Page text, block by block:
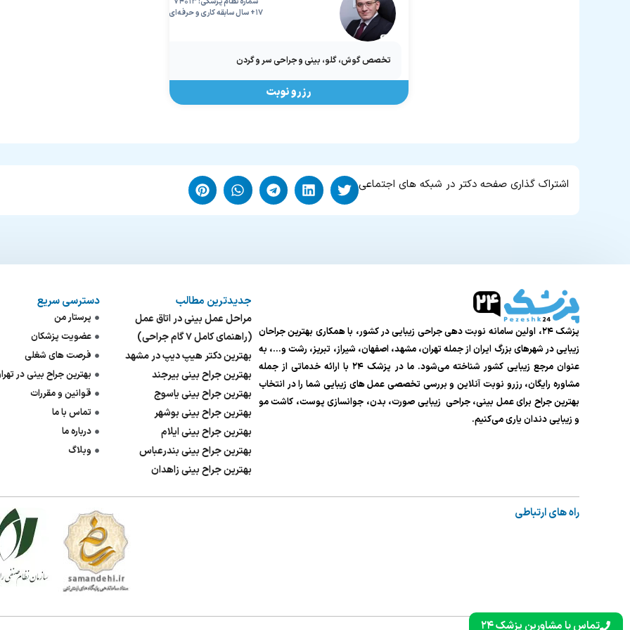
۱۷+ سال سابقه کاری و حرفه‌ای
تخصص گوش، گلو، بینی و جراحی سر و گردن
رزرو نوبت
اشتراک گذاری صفحه دکتر در شبکه های اجتماعی
تماس با مشاورین پزشک ۲۴
پزشک ۲۴، اولین سامانه نوبت دهی جراحی زیبایی در کشور، با همکاری بهترین جراحان
زیبایی در شهرهای بزرگ ایران از جمله تهران، مشهد، اصفهان، شیراز، تبریز، رشت و…، به
عنوان مرجع زیبایی کشور شناخته می‌شود. ما در پزشک ۲۴ با ارائه خدماتی از جمله
مشاوره رایگان، رزرو نوبت آنلاین و بررسی تخصصی عمل های زیبایی شما را در انتخاب
بهترین جراح برای عمل بینی، جراحی زیبایی صورت، بدن، جوانسازی پوست، کاشت مو
و زیبایی دندان یاری می‌کنیم.
جدیدترین مطالب
مراحل عمل بینی در اتاق عمل
(راهنمای کامل ۷ گام جراحی)
بهترین دکتر هیپ دیپ در مشهد
بهترین جراح بینی بیرجند
بهترین جراح بینی یاسوج
بهترین جراح بینی بوشهر
بهترین جراح بینی ایلام
بهترین جراح بینی بندرعباس
بهترین جراح بینی زاهدان
دسترسی سریع
پرستار من
عضویت پزشکان
فرصت های شغلی
بهترین جراح بینی در
قوانین و مقررات
تماس با ما
درباره ما
وبلاگ
راه های ارتباطی
پاسخگوی
پزشکان:
۰۹۹۳۴۸۹۸۶۱۸